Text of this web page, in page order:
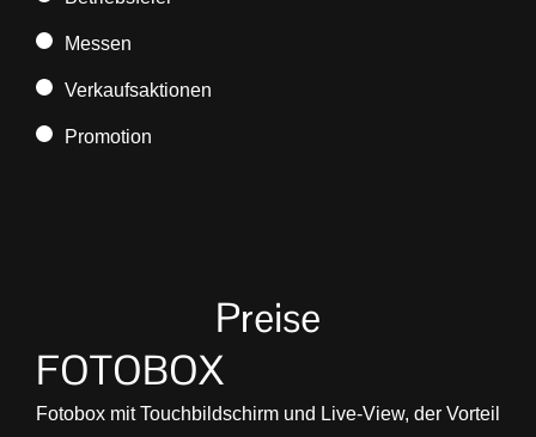
Messen
Verkaufsaktionen
Promotion
Preise
FOTOBOX
Fotobox mit Touchbildschirm und Live-View, der Vorteil